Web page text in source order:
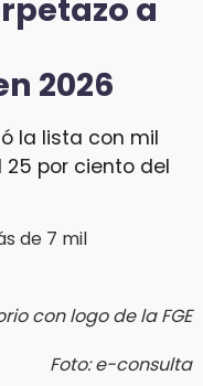
a
2026
la lista con mil
por ciento del
con logo de la FGE
Foto: e-consulta